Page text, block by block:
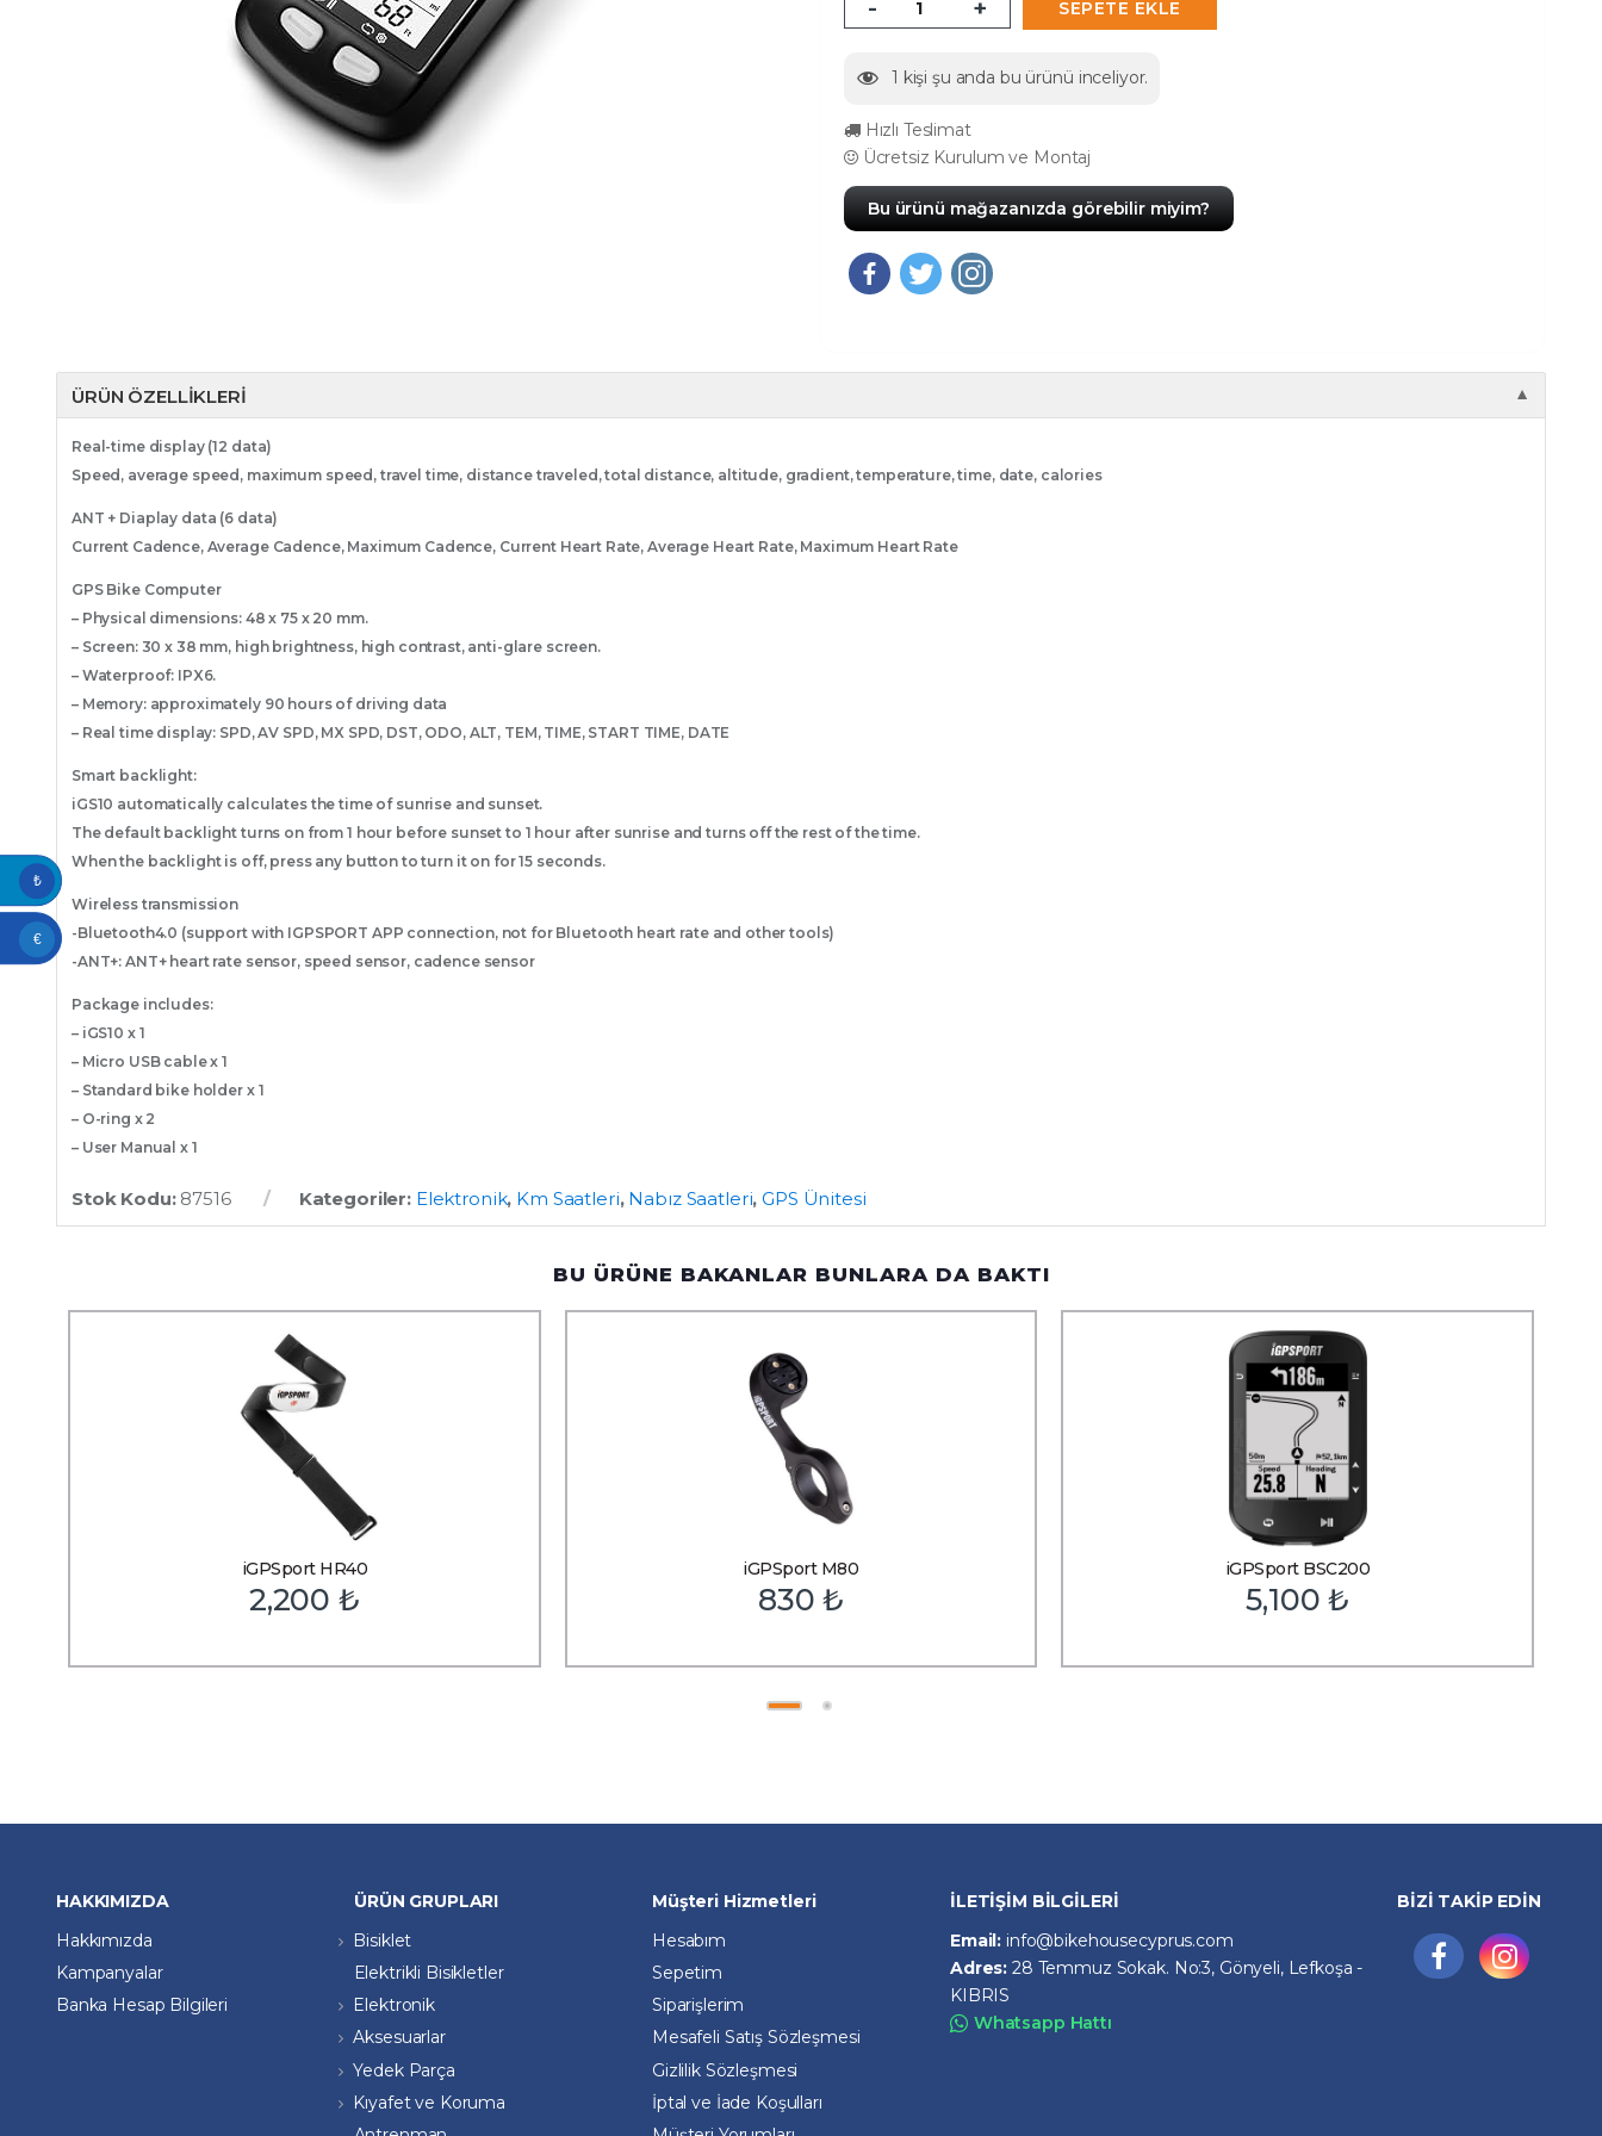
- + SEPETE EKLE
1 kişi şu anda bu ürünü inceliyor.
Hızlı Teslimat
Ücretsiz Kurulum ve Montaj
Bu ürünü mağazanızda görebilir miyim?
ÜRÜN ÖZELLIKLERI ▼
Real-time display (12 data)
Speed, average speed, maximum speed, travel time, distance traveled, total distance, altitude, gradient, temperature, time, date, calories
ANT + Diaplay data (6 data)
Current Cadence, Average Cadence, Maximum Cadence, Current Heart Rate, Average Heart Rate, Maximum Heart Rate
GPS Bike Computer
– Physical dimensions: 48 x 75 x 20 mm.
– Screen: 30 x 38 mm, high brightness, high contrast, anti-glare screen.
– Waterproof: IPX6.
– Memory: approximately 90 hours of driving data
– Real time display: SPD, AV SPD, MX SPD, DST, ODO, ALT, TEM, TIME, START TIME, DATE
Smart backlight:
iGS10 automatically calculates the time of sunrise and sunset.
The default backlight turns on from 1 hour before sunset to 1 hour after sunrise and turns off the rest of the time.
When the backlight is off, press any button to turn it on for 15 seconds.
Wireless transmission
-Bluetooth4.0 (support with IGPSPORT APP connection, not for Bluetooth heart rate and other tools)
-ANT+: ANT+ heart rate sensor, speed sensor, cadence sensor
Package includes:
– iGS10 x 1
– Micro USB cable x 1
– Standard bike holder x 1
– O-ring x 2
– User Manual x 1
Stok Kodu: 87516 Kategoriler: Elektronik, Km Saatleri, Nabız Saatleri,GPS Ünitesi
BU ÜRÜNE BAKANLAR BUNLARA DA BAKTI
iGPSport HR40
2,200 ₺
iGPSport M80
830₺
iGPSport BSC200
5,100₺
HAKKIMIZDA
Hakkımızda
Kampanyalar
Banka Hesap Bilgileri
ÜRÜN GRUPLARI
Bisiklet
Elektrikli Bisikletler
Elektronik
Aksesuarlar
Yedek Parça
Kıyafet ve Koruma
Müşteri Hizmetleri
Hesabım
Sepetim
Siparişlerim
Mesafeli Satış Sözleşmesi
Gizlilik Sözleşmesi
İptal ve İade Koşulları
İLETİŞİM BİLGİLERİ
Email: info@bikehousecyprus.com
Adres:28 Temmuz Sokak. No:3, Gönyeli, Lefkoşa -
KIBRIS
Whatsapp Hattı
BİZİ TAKİP EDİN
₺
€